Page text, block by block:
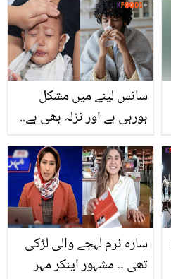
کی عجیب و غریب عادتیں
سانس لینے میں مشکل
ہورہی ہے اور نزلہ بھی ہے..
صفائی کا آسان طریقہ جو
ڈاکٹر بھی بتاتے ہیں
سارہ نرم لہجے والی لڑکی
تھی ۔۔ مشہور اینکر مہر